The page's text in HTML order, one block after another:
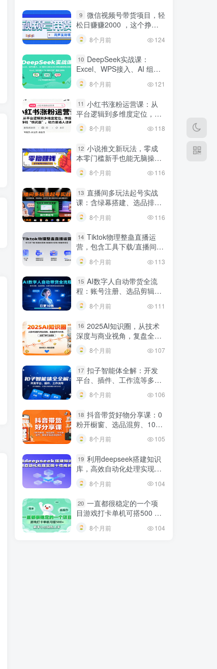
短视频带货新号起号变现课：引流剪辑 选品挂车 千川测品 自然流，快速起量 24小时广告全自动挂机 单机单日500 可矩阵式放大 无需人工看守 新手小白轻松玩转
9 微信视频号带货项目，轻
松日赚赚2000 ，这个挣钱
入口很多伙伴都在闷声发财
8个月前 124
10 DeepSeek实战课：
Excel、WPS接入、AI 组合
工具与小红书批量做笔记技
巧
8个月前 121
11 小红书涨粉运营课：从
平台逻辑到多维度定位，传
人逆袭8个月前 118
12 小说推文新玩法，零成
本零门槛新手也能无脑操
8个月前 116
13 直播间多玩法起号实战
课：含绿幕搭建、选品排
规调整技巧
8个月前 116
14 Tiktok物理整蛊直播运
营，包含工具下载/直播间搭
建/直播素材获取/跟播思路
等
8个月前 113
15 AI数字人自动带货全流
程：账号注册、选品剪辑，
日更10条作品自动化变现
8个月前 111
16 2025AI知识圈，从技术
深度与商业视角，复盘全年
AI大事，全面了解行业趋势
8个月前 107
17 扣子智能体全解：开发
平台、插件、工作流等多方
发布内容
8个月前 106
18 抖音带货好物分享课：0
粉开橱窗、选品混剪、1000
巧
8个月前 105
19 利用deepseek搭建知识
库，高效自动化处理实现十
倍成长！
8个月前 104
20 一直都很稳定的一个项
目游戏打卡单机可搭500 ，
新手小白轻松上手
8个月前 104